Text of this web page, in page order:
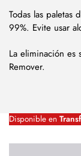
Todas las paletas
99%. Evite usar
La eliminación es
Remover.
Disponible en